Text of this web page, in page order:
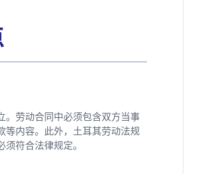
。劳动合同中必须包含双方当事
等内容。此外，土耳其劳动法规
符合法律规定。